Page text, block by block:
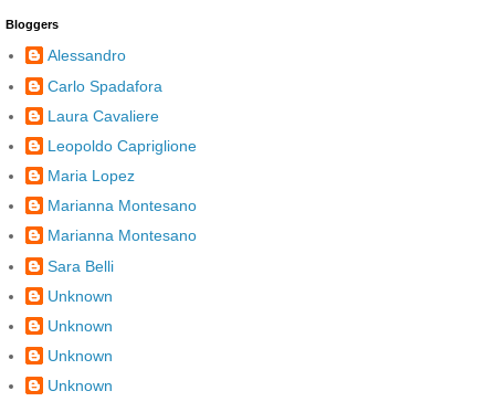
Bloggers
Alessandro
Carlo Spadafora
Laura Cavaliere
Leopoldo Capriglione
Maria Lopez
Marianna Montesano
Marianna Montesano
Sara Belli
Unknown
Unknown
Unknown
Unknown